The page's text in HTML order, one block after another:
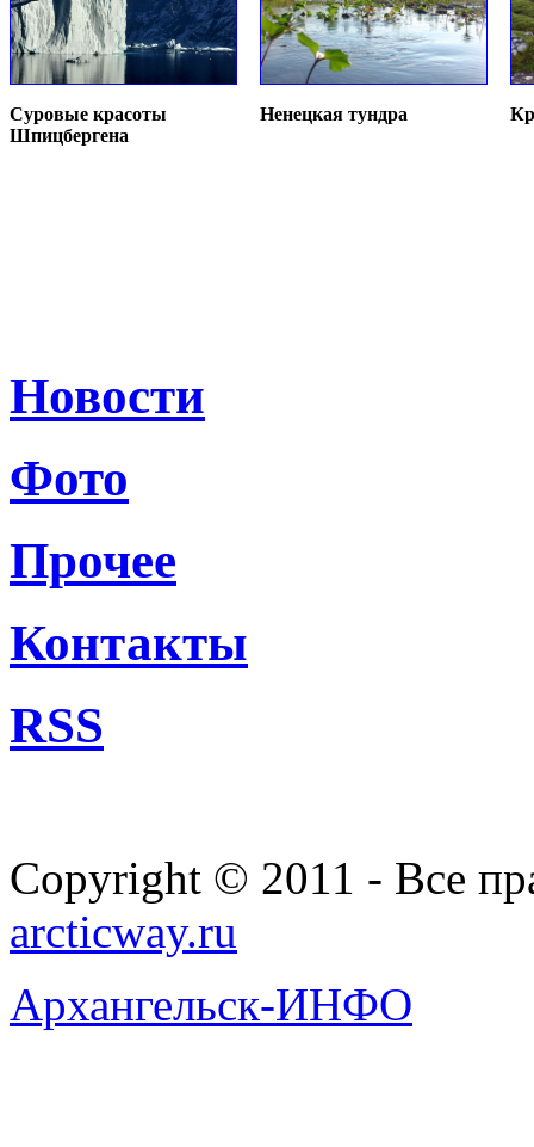
Суровые красоты
Шпицбергена
Ненецкая тундра
Новости
Фото
Прочее
Контакты
RSS
Copyright © 2011 - Все
arcticway.ru
Архангельск-ИНФО